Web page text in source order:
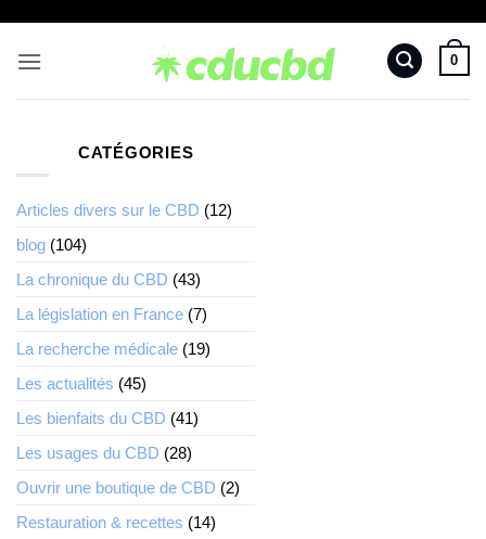
contenu
0
CATÉGORIES
Articles divers sur le CBD (12)
blog (104)
La chronique du CBD (43)
La législation en France (7)
La recherche médicale (19)
Les actualités (45)
Les bienfaits du CBD (41)
Les usages du CBD (28)
Ouvrir une boutique de CBD (2)
Restauration & recettes (14)